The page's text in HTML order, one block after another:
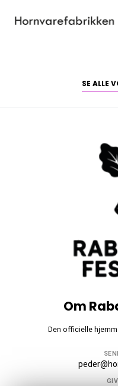
SE ALLE
Om
Den officielle